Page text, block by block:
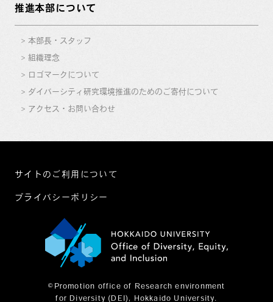
推進本部について
本部長・スタッフ
組織理念
ロゴマークについて
ダイバーシティ研究環境推進のためのご寄付について
アクセス・お問い合わせ
サイトのご利用について
プライバシーポリシー
©Promotion office of Research environment
for Diversity (DEI), Hokkaido University.